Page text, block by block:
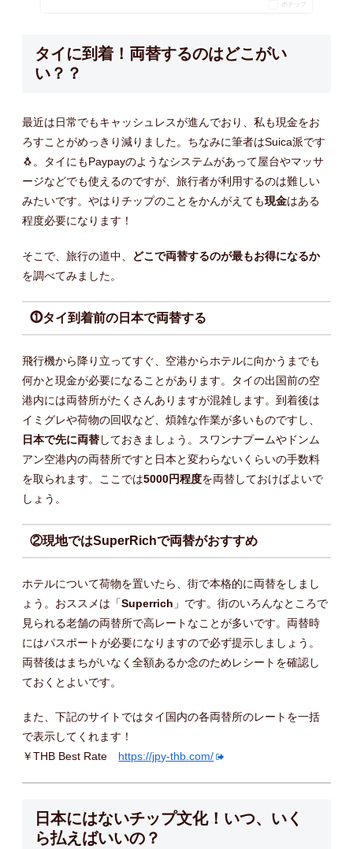
ポチップ
タイに到着！両替するのはどこがい
い？？
最近は日常でもキャッシュレスが進んでおり、私も現金をお
ろすことがめっきり減りました。ちなみに筆者はSuica派です
🐧。タイにもPaypayのようなシステムがあって屋台やマッサ
ージなどでも使えるのですが、旅行者が利用するのは難しい
みたいです。やはりチップのことをかんがえても現金はある
程度必要になります！
そこで、旅行の道中、 どこで両替するのが最もお得になるか
を調べてみました。
⓵タイ到着前の日本で両替する
飛行機から降り立ってすぐ、空港からホテルに向かうまでも
何かと現金が必要になることがあります。タイの出国前の空
港内には両替所がたくさんありますが混雑します。到着後は
イミグレや荷物の回収など、煩雑な作業が多いものですし、
日本で先に両替しておきましょう。スワンナプームやドンム
アン空港内の両替所ですと日本と変わらないくらいの手数料
を取られます。ここでは5000円程度を両替しておけばよいで
しょう。
②現地ではSuperRichで両替がおすすめ
ホテルについて荷物を置いたら、街で本格的に両替をしまし
ょう。おススメは「Superrich 」です。街のいろんなところで
見られる老舗の両替所で高レートなことが多いです。両替時
にはパスポートが必要になりますので必ず提示しましょう。
両替後はまちがいなく全額あるか念のためレシートを確認し
ておくとよいです。
また、下記のサイトではタイ国内の各両替所のレートを一括
で表示してくれます！
￥THB Best Rate https://jpy-thb.com/
日本にはないチップ文化！いつ、いく
ら払えばいいの？